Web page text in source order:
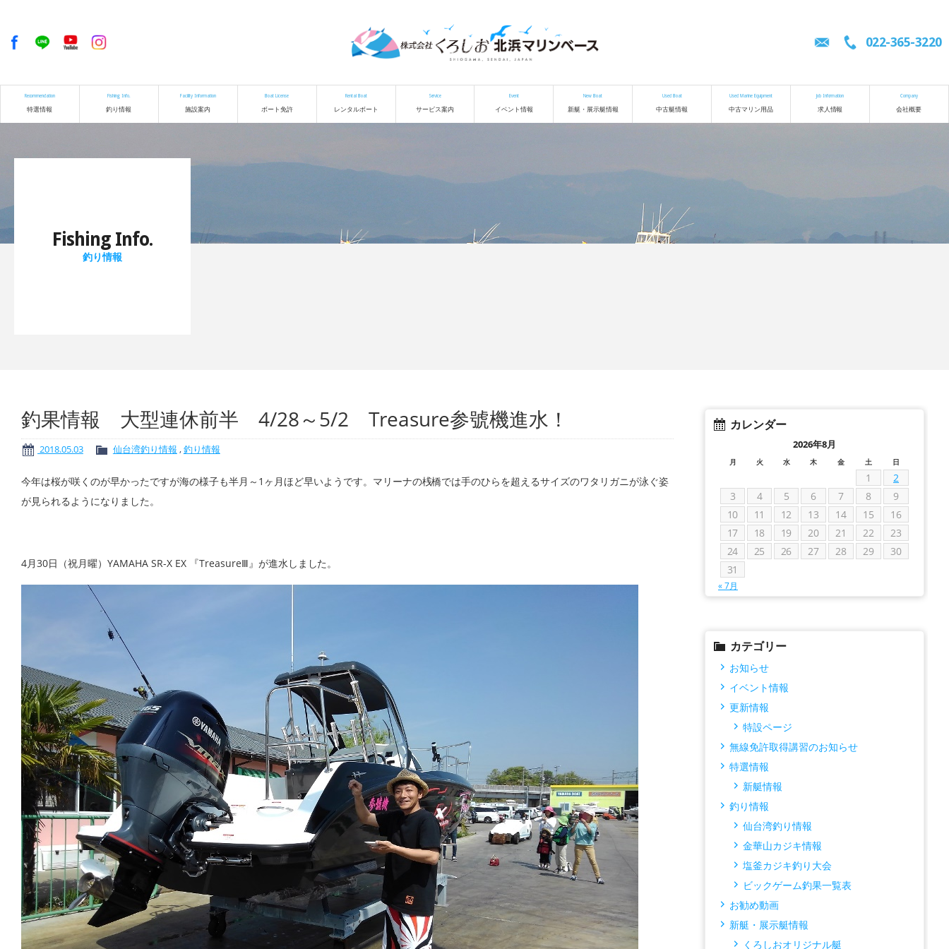
022-365-3220
Recommendation
特選情報
Fishing Info.
釣り情報
Facility Information
施設案内
Boat License
ボート免許
Rental Boat
レンタルボート
Service
サービス案内
Event
イベント情報
New Boat
新艇・展示艇情報
Used Boat
中古艇情報
Used Marine Equipment
中古マリン用品
Job Information
求人情報
Company
会社概要
Fishing Info.
釣り情報
釣果情報 大型連休前半 4/28～5/2 Treasure参號機進水！
2018.05.03 仙台湾釣り情報 ,釣り情報
今年は桜が咲くのが早かったですが海の様子も半月～1ヶ月ほど早いようです。マリーナの桟橋では手のひらを超えるサイズのワタリガニが泳ぐ姿
が見られるようになりました。
4月30日（祝月曜）YAMAHA SR-X EX 『TreasureⅢ』が進水しました。
カレンダー
2026年8月
月 火 水 木 金 土 日
1
2
3
4 5 6 7 8
9
10
11 12 13 14 15
16
17
18 19 20 21 22
23
24
25 26 27 28 29
30
31
« 7月
カテゴリー
お知らせ
イベント情報
更新情報
特設ページ
無線免許取得講習のお知らせ
特選情報
新艇情報
釣り情報
仙台湾釣り情報
金華山カジキ情報
塩釜カジキ釣り大会
ビックゲーム釣果一覧表
お勧め動画
新艇・展示艇情報
くろしおオリジナル艇